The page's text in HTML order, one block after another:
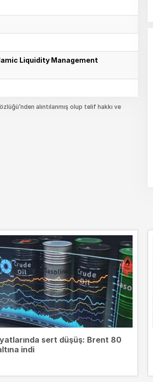
Liquidity Management
alıntılanmış olup telif hakkı ve
sert düşüş: Brent 80
indi